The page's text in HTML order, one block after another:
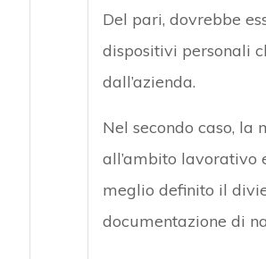
Del pari, dovrebbe
dispositivi personali
dall’azienda.
Nel secondo caso,
all’ambito lavorativo
meglio definito il
documentazione di